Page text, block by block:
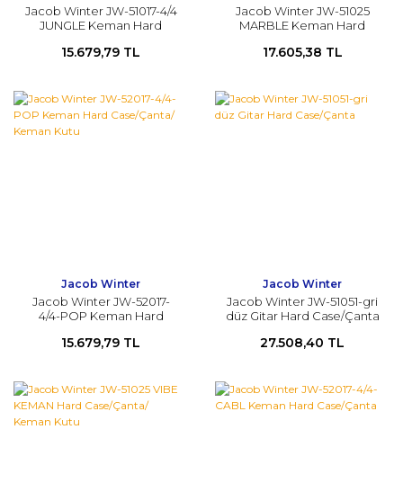
Jacob Winter JW-51017-4/4
JUNGLE Keman Hard
15.679,79 TL
Jacob Winter JW-51025
MARBLE Keman Hard
17.605,38 TL
Jacob Winter
Jacob Winter JW-52017-
4/4-POP Keman Hard
15.679,79 TL
Jacob Winter
Jacob Winter JW-51051-gri
düz Gitar Hard Case/Çanta
27.508,40 TL